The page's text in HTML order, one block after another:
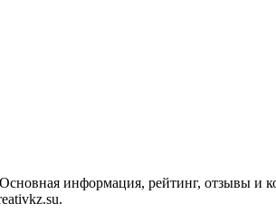
информация, рейтинг, отзывы и